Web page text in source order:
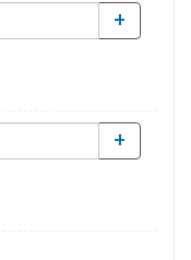
+
+